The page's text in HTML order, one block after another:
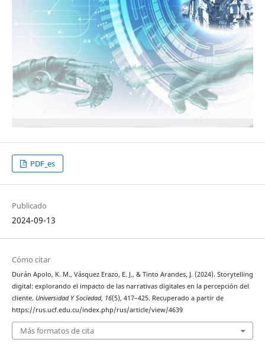
PDF_es
Publicado
2024-09-13
Cómo citar
Durán Apolo, K. M., Vásquez Erazo, E. J., & Tinto Arandes, J. (2024). Storytelling
digital: explorando el impacto de las narrativas digitales en la percepción del
cliente. Universidad Y Sociedad, 16(5), 417–425. Recuperado a partir de
https://rus.ucf.edu.cu/index.php/rus/article/view/4639
Más formatos de cita